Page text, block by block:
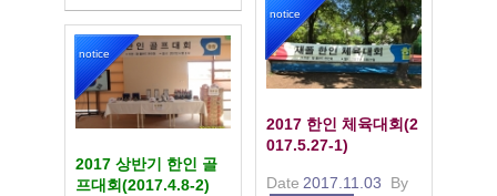
notice
2017 한인 체육대회(2
017.5.27-1)
Date 2017.11.03
By
notice
2017 상반기 한인 골
프대회(2017.4.8-2)